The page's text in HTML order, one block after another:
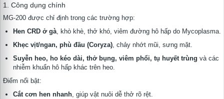
1. Công dụng chính
MG-200 được chỉ định trong các trường hợp:
Hen CRD ở gà, khò khè, thở khó, viêm đường hô hấp do Mycoplasma.
Khẹc vịt/ngan, phù đầu (Coryza), chảy nhớt mũi, sưng mặt.
Suyễn heo, ho kéo dài, thở bụng, viêm phổi, tụ huyết trùng và các
nhiễm khuẩn hô hấp khác trên heo.
Điểm nổi bật:
Cắt cơn hen nhanh, giúp vật nuôi dễ thở rõ rệt.